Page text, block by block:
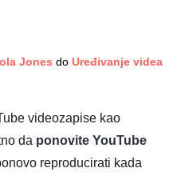
Jones do Uređivanje videa
videozapise kao
da ponovite YouTube
reproducirati kada